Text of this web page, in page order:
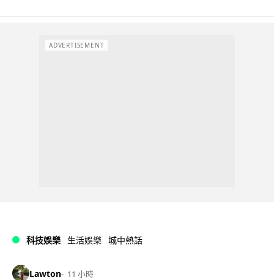
ADVERTISEMENT
科技娛樂 生活娛樂 城中熱話
Lawton 11 小時